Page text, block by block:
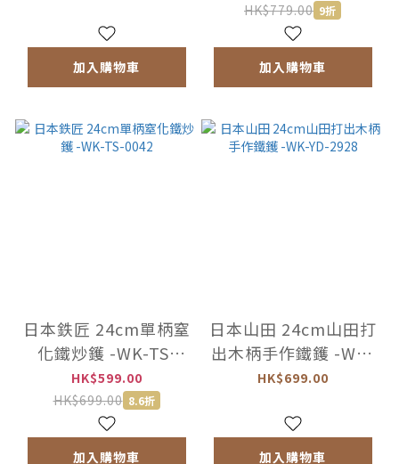
加入購物車
HK$779.00 9折
加入購物車
日本鉄匠 24cm單柄窒
化鐵炒鑊 -WK-TS-
0042
HK$599.00
HK$699.00 8.6折
加入購物車
日本山田 24cm山田打
出木柄手作鐵鑊 -WK-
YD-2928
HK$699.00
加入購物車